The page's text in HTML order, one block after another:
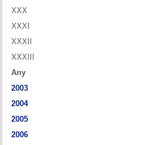
Escacs Actius
INFORMACIÓ
Història del club
Memòries
Teoria i problemes
XXX
XXXI
XXXII
XXXIII
Any
2003
2004
2005
2006